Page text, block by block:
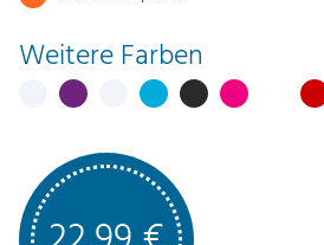
Weitere Farben